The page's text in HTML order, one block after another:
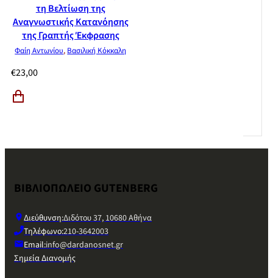
τη Βελτίωση της
Αναγνωστικής Κατανόησης
της Γραπτής Έκφρασης
Φαίη Αντωνίου, Βασιλική Κόκκαλη
€23,00
ΒΙΒΛΙΟΠΩΛΕΙΟ GUTENBERG
Διεύθυνση:Διδότου 37, 10680 Αθήνα
Τηλέφωνο:210-3642003
Email:info@dardanosnet.gr
Σημεία Διανομής